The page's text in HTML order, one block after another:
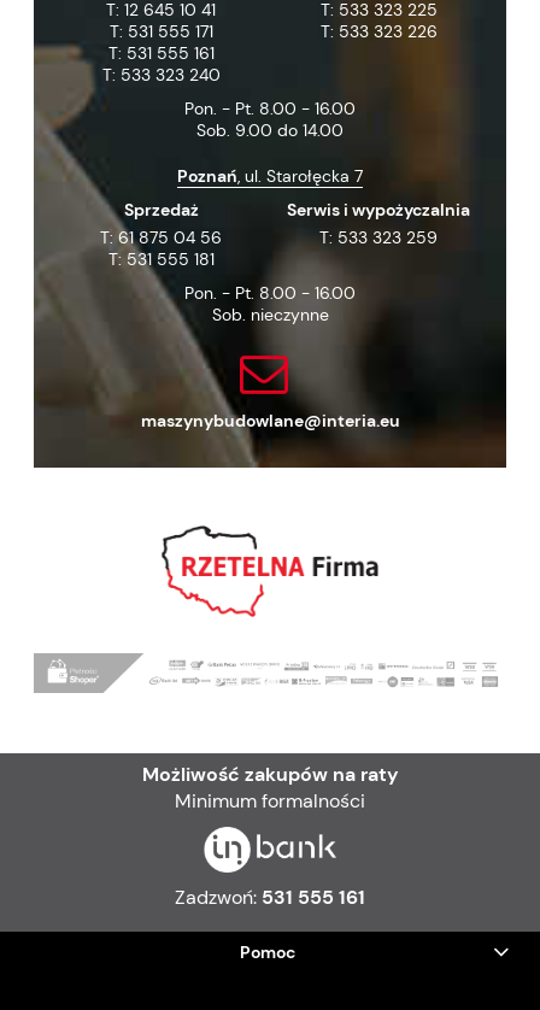
T:12 645 10 41
T: 531 555 171
T: 531 555 161
T: 533 323 240
T: 533 323 225
T: 533 323 226
Pon. - Pt. 8.00 - 16.00
Sob. 9.00 do 14.00
Poznań , ul. Starołęcka 7
Sprzedaż
T:61 875 04 56
T: 531 555 181
Serwis i wypożyczalnia
T: 533 323 259
Pon. - Pt. 8.00 - 16.00
Sob. nieczynne
maszynybudowlane@interia.eu
Możliwość zakupów na raty
Minimum formalności
Zadzwoń: 531 555 161
Pomoc